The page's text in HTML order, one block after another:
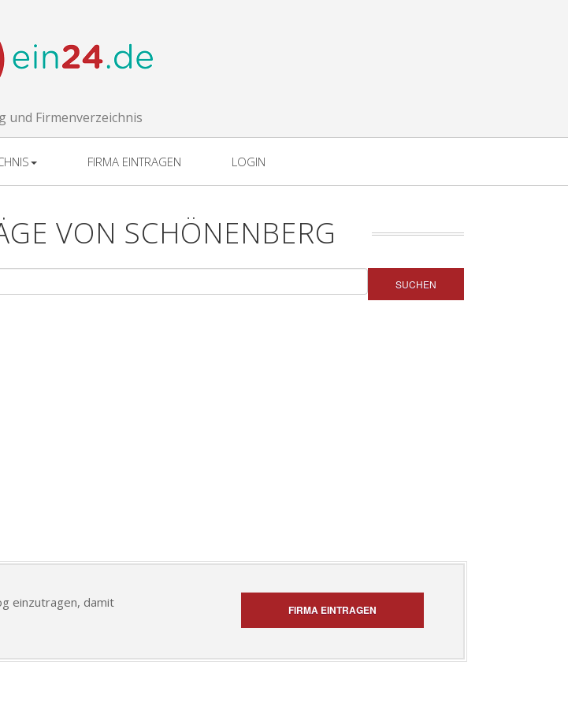
und Firmenverzeichnis
FIRMA EINTRAGEN LOGIN
VON SCHÖNENBERG
SUCHEN
einzutragen, damit
FIRMA EINTRAGEN